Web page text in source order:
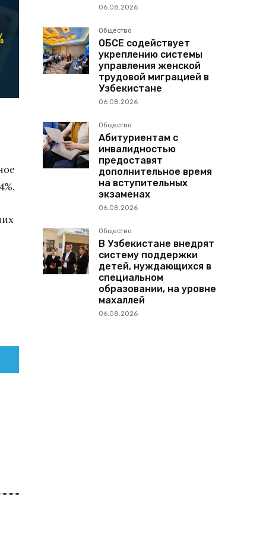
06.08.2026
Общество
ОБСЕ содействует
укреплению системы
управления женской
трудовой миграцией в
Узбекистане
06.08.2026
Общество
Абитуриентам с
инвалидностью
предоставят
дополнительное время
на вступительных
экзаменах
06.08.2026
Общество
В Узбекистане внедрят
систему поддержки
детей, нуждающихся в
специальном
образовании, на уровне
махаллей
06.08.2026